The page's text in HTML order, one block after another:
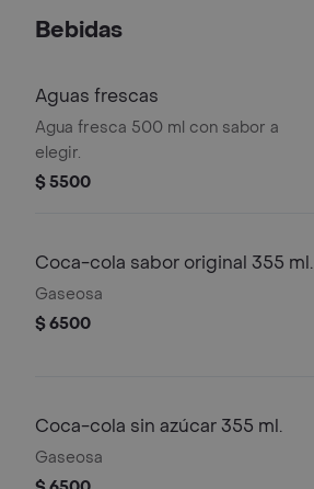
Bebidas
Aguas frescas
Agua fresca 500 ml con sabor a
elegir.
$ 5500
Coca-cola sabor original 355 ml.
Gaseosa
$ 6500
Coca-cola sin azúcar 355 ml.
Gaseosa